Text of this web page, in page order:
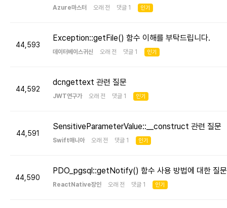
Azure마스터 오래 전 댓글 1 인기
44,593
Exception::getFile() 함수 이해를 부탁드립니다.
데이터베이스귀신 오래 전 댓글 1 인기
44,592
dcngettext 관련 질문
JWT연구가 오래 전 댓글 1 인기
44,591
SensitiveParameterValue::__construct 관련 질문
Swift매니아 오래 전 댓글 1 인기
44,590
PDO_pgsql::getNotify() 함수 사용 방법에 대한 질문
ReactNative장인 오래 전 댓글 1 인기